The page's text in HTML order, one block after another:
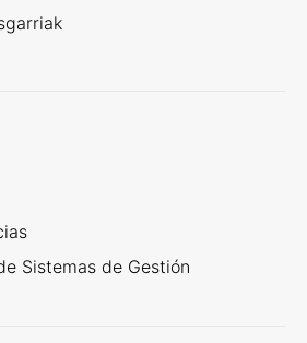
Sistemas de Gestión